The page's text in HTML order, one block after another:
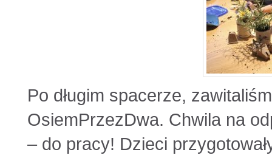
Po długim spacerze,
OsiemPrzezDwa. Chwila na
– do pracy! Dzieci